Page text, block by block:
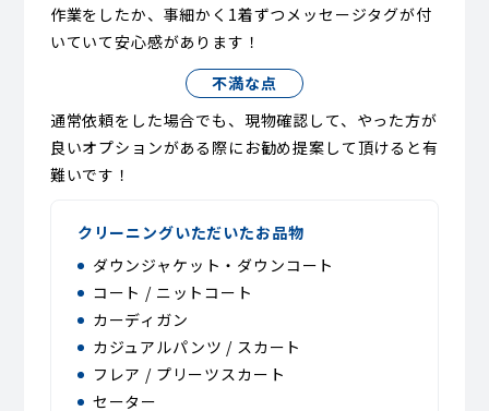
作業をしたか、事細かく1着ずつメッセージタグが付
いていて安心感があります！
不満な点
通常依頼をした場合でも、現物確認して、やった方が
良いオプションがある際にお勧め提案して頂けると有
難いです！
クリーニングいただいたお品物
ダウンジャケット・ダウンコート
コート / ニットコート
カーディガン
カジュアルパンツ / スカート
フレア / プリーツスカート
セーター